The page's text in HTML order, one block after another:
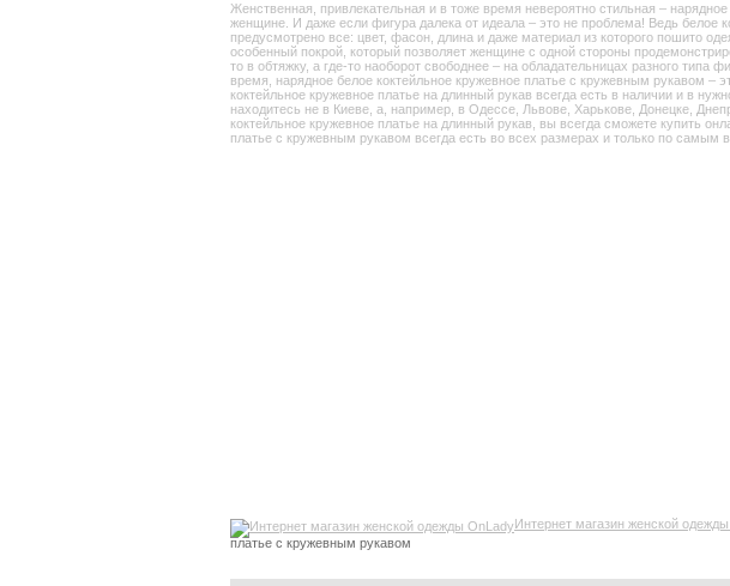
Женственная, привлекательная и в тоже время невероятно стильная –
женщине. И даже если фигура далека от идеала – это не проблема! Ведь белое
предусмотрено все: цвет, фасон, длина и даже материал из которого пошито
особенный покрой, который позволяет женщине с одной стороны
то в обтяжку, а где-то наоборот свободнее – на обладательницах разного
время, нарядное белое коктейльное кружевное платье с кружевным рукавом –
коктейльное кружевное платье на длинный рукав всегда есть в наличии и в
находитесь не в Киеве, а, например, в Одессе, Львове, Харькове, Донецке,
коктейльное кружевное платье на длинный рукав, вы всегда сможете купить
платье с кружевным рукавом всегда есть во всех размерах и только по
Интернет магазин женской
платье с кружевным рукавом